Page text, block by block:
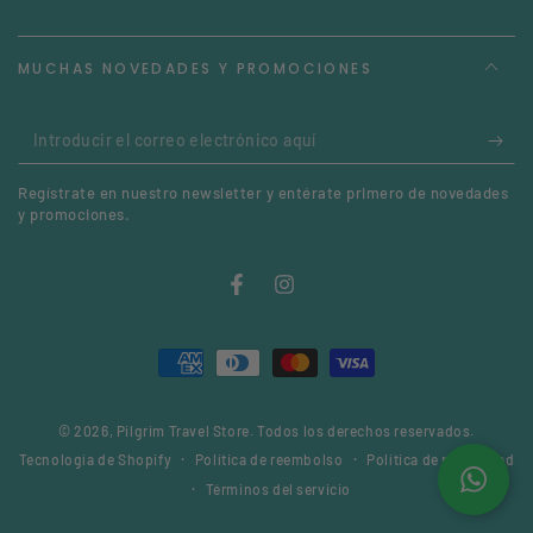
MUCHAS NOVEDADES Y PROMOCIONES
Introducir
el
correo
Regístrate en nuestro newsletter y entérate primero de novedades
y promociones.
FacebookInstagram
© 2026, Pilgrim Travel Store. Todos los derechos reservados.
Tecnología de Shopify
Política de reembolso
Política de privacidad
Términos del servicio
pago